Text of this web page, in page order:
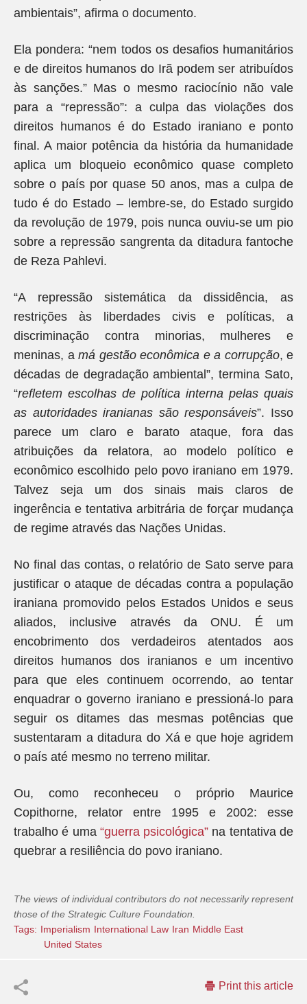
ambientais”, afirma o documento.
Ela pondera: “nem todos os desafios humanitários
e de direitos humanos do Irã podem ser atribuídos
às sanções.” Mas o mesmo raciocínio não vale
para a “repressão”: a culpa das violações dos
direitos humanos é do Estado iraniano e ponto
final. A maior potência da história da humanidade
aplica um bloqueio econômico quase completo
sobre o país por quase 50 anos, mas a culpa de
tudo é do Estado – lembre-se, do Estado surgido
da revolução de 1979, pois nunca ouviu-se um pio
sobre a repressão sangrenta da ditadura fantoche
de Reza Pahlevi.
“A repressão sistemática da dissidência, as
restrições às liberdades civis e políticas, a
discriminação contra minorias, mulheres e
meninas, a má gestão econômica e a corrupção, e
décadas de degradação ambiental”, termina Sato,
“refletem escolhas de política interna pelas quais
as autoridades iranianas são responsáveis”. Isso
parece um claro e barato ataque, fora das
atribuições da relatora, ao modelo político e
econômico escolhido pelo povo iraniano em 1979.
Talvez seja um dos sinais mais claros de
ingerência e tentativa arbitrária de forçar mudança
de regime através das Nações Unidas.
No final das contas, o relatório de Sato serve para
justificar o ataque de décadas contra a população
iraniana promovido pelos Estados Unidos e seus
aliados, inclusive através da ONU. É um
encobrimento dos verdadeiros atentados aos
direitos humanos dos iranianos e um incentivo
para que eles continuem ocorrendo, ao tentar
enquadrar o governo iraniano e pressioná-lo para
seguir os ditames das mesmas potências que
sustentaram a ditadura do Xá e que hoje agridem
o país até mesmo no terreno militar.
Ou, como reconheceu o próprio Maurice
Copithorne, relator entre 1995 e 2002: esse
trabalho é uma “guerra psicológica” na tentativa de
quebrar a resiliência do povo iraniano.
The views of individual contributors do not necessarily represent
those of the Strategic Culture Foundation.
Tags: Imperialism International Law Iran Middle East
United States
Print this article